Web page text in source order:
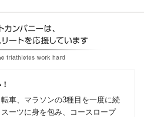
車、マラソンの3種目を一度に続
ーツに身を包み、コースロープ